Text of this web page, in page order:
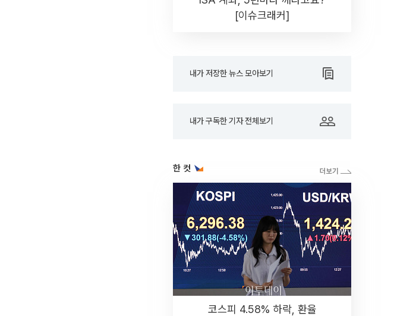
[이슈크래커]
내가 저장한 뉴스 모아보기
내가 구독한 기자 전체보기
한 컷
코스피 4.58% 하락, 환율